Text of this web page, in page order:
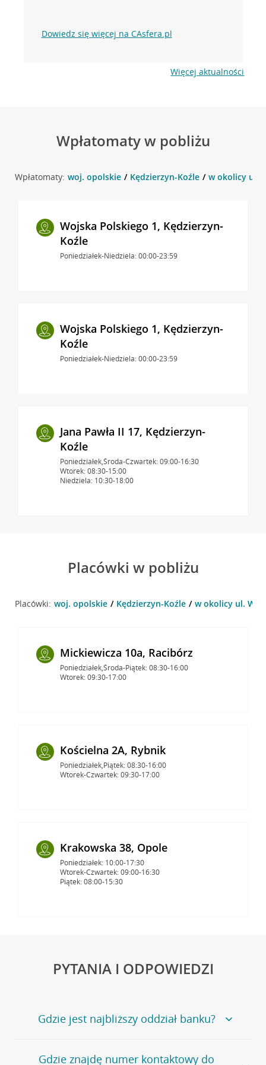
Dowiedz się więcej na CAsfera.pl
Więcej aktualności
Wpłatomaty w pobliżu
Wpłatomaty: woj. opolskie Kędzierzyn-Koźle w okolicy ul.
Wojska Polskiego 1, Kędzierzyn-
Koźle
Poniedziałek-Niedziela: 00:00-23:59
Wojska Polskiego 1, Kędzierzyn-
Koźle
Poniedziałek-Niedziela: 00:00-23:59
Jana Pawła II 17, Kędzierzyn-
Koźle
Poniedziałek,Środa-Czwartek: 09:00-16:30
Wtorek: 08:30-15:00
Niedziela: 10:30-18:00
Placówki w pobliżu
Placówki: woj. opolskie Kędzierzyn-Koźle w okolicy ul.
Mickiewicza 10a, Racibórz
Poniedziałek,Środa-Piątek: 08:30-16:00
Wtorek: 09:30-17:00
Kościelna 2A, Rybnik
Poniedziałek,Piątek: 08:30-16:00
Wtorek-Czwartek: 09:30-17:00
Krakowska 38, Opole
Poniedziałek: 10:00-17:30
Wtorek-Czwartek: 09:00-16:30
Piątek: 08:00-15:30
PYTANIA I ODPOWIEDZI
Gdzie jest najbliższy oddział banku?
Jeśli szukasz oddziału naszego banku, zapraszamy na
Gdzie znajdę numer kontaktowy do